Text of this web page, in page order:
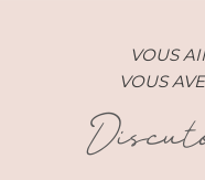
VOUS
VOUS